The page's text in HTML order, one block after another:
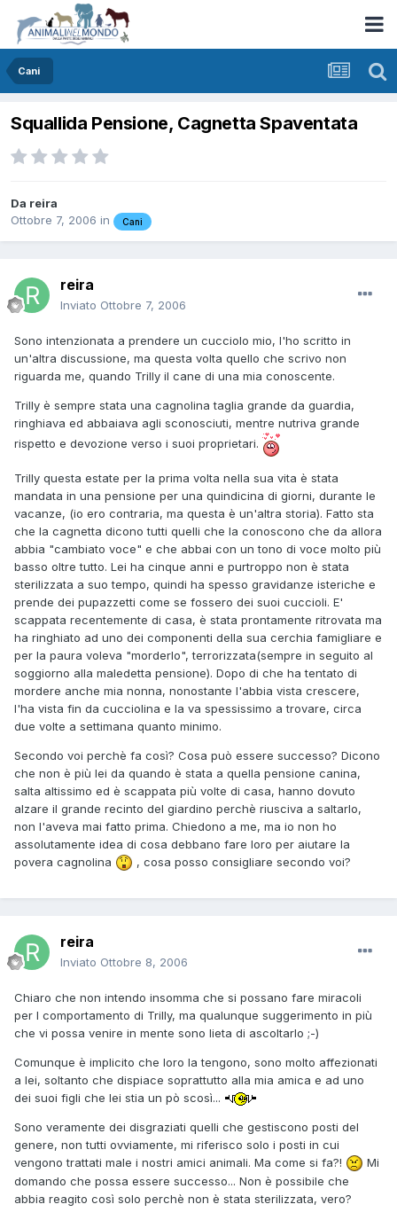
Cani
Squallida Pensione, Cagnetta Spaventata
Da reira
Ottobre 7, 2006 in Cani
reira
Inviato Ottobre 7, 2006
Sono intenzionata a prendere un cucciolo mio, l'ho scritto in
un'altra discussione, ma questa volta quello che scrivo non
riguarda me, quando Trilly il cane di una mia conoscente.
Trilly è sempre stata una cagnolina taglia grande da guardia,
ringhiava ed abbaiava agli sconosciuti, mentre nutriva grande
rispetto e devozione verso i suoi proprietari.
Trilly questa estate per la prima volta nella sua vita è stata
mandata in una pensione per una quindicina di giorni, durante le
vacanze, (io ero contraria, ma questa è un'altra storia). Fatto sta
che la cagnetta dicono tutti quelli che la conoscono che da allora
abbia "cambiato voce" e che abbai con un tono di voce molto più
basso oltre tutto. Lei ha cinque anni e purtroppo non è stata
sterilizzata a suo tempo, quindi ha spesso gravidanze isteriche e
prende dei pupazzetti come se fossero dei suoi cuccioli. E'
scappata recentemente di casa, è stata prontamente ritrovata ma
ha ringhiato ad uno dei componenti della sua cerchia famigliare e
per la paura voleva "morderlo", terrorizzata(sempre in seguito al
soggiorno alla maledetta pensione). Dopo di che ha tentato di
mordere anche mia nonna, nonostante l'abbia vista crescere,
l'ha vista fin da cucciolina e la va spessissimo a trovare, circa
due volte a settimana quanto minimo.
Secondo voi perchè fa così? Cosa può essere successo? Dicono
che non è più lei da quando è stata a quella pensione canina,
salta altissimo ed è scappata più volte di casa, hanno dovuto
alzare il grande recinto del giardino perchè riusciva a saltarlo,
non l'aveva mai fatto prima. Chiedono a me, ma io non ho
assolutamente idea di cosa debbano fare loro per aiutare la
povera cagnolina
, cosa posso consigliare secondo voi?
reira
Inviato Ottobre 8, 2006
Chiaro che non intendo insomma che si possano fare miracoli
per l comportamento di Trilly, ma qualunque suggerimento in più
che vi possa venire in mente sono lieta di ascoltarlo ;-)
Comunque è implicito che loro la tengono, sono molto affezionati
a lei, soltanto che dispiace soprattutto alla mia amica e ad uno
dei suoi figli che lei stia un pò scosì...
Sono veramente dei disgraziati quelli che gestiscono posti del
genere, non tutti ovviamente, mi riferisco solo i posti in cui
vengono trattati male i nostri amici animali. Ma come si fa?!
Mi
domando che possa essere successo... Non è possibile che
abbia reagito così solo perchè non è stata sterilizzata, vero?